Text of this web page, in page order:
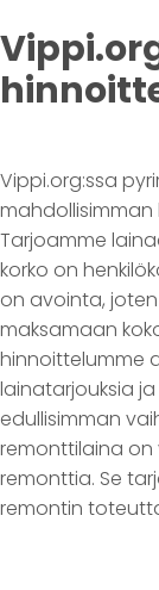
Vippi.org:ssa
mahdollisimman
Tarjoamme
korko on
on avointa,
maksamaan
hinnoittelumme
lainatarjouksia
edullisimman
remonttilaina on
remonttia. Se
remontin